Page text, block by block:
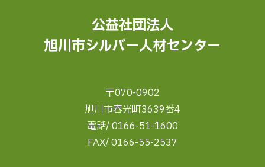
公益社団法人
旭川市シルバー人材センター
〒070-0902
旭川市春光町3639番4
電話/ 0166-51-1600
FAX/ 0166-55-2537